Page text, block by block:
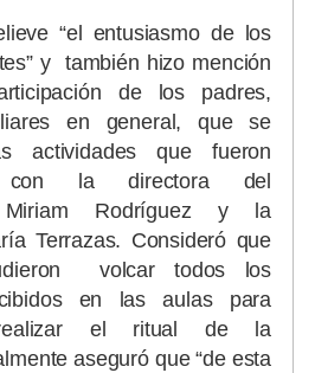
“el entusiasmo de los
y también hizo mención
de los padres,
en general, que se
actividades que fueron
con la directora del
Miriam Rodríguez y la
Terrazas. Consideró que
volcar todos los
en las aulas para
realizar el ritual de la
aseguró que “de esta